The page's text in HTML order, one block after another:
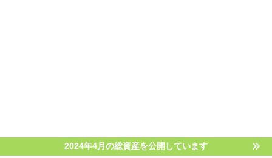
2024年4月の総資産を公開しています